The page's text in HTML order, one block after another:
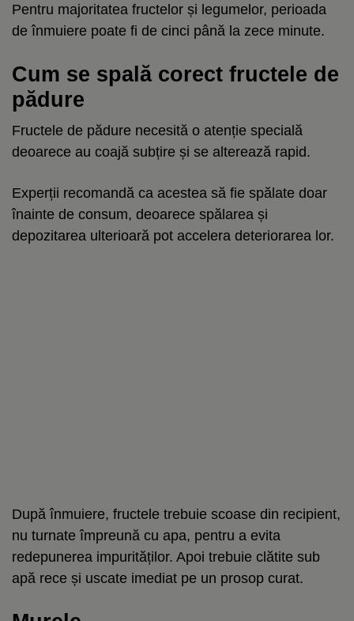
Pentru majoritatea fructelor și legumelor, perioada
de înmuiere poate fi de cinci până la zece minute.
Cum se spală corect fructele de
pădure
Fructele de pădure necesită o atenție specială
deoarece au coajă subțire și se alterează rapid.
Experții recomandă ca acestea să fie spălate doar
înainte de consum, deoarece spălarea și
depozitarea ulterioară pot accelera deteriorarea lor.
După înmuiere, fructele trebuie scoase din recipient,
nu turnate împreună cu apa, pentru a evita
redepunerea impurităților. Apoi trebuie clătite sub
apă rece și uscate imediat pe un prosop curat.